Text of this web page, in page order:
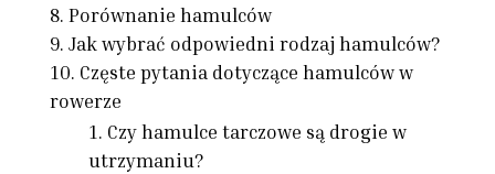
Porównanie hamulców
Jak wybrać odpowiedni rodzaj hamulców?
Częste pytania dotyczące hamulców w
rowerze
Czy hamulce tarczowe są drogie w
utrzymaniu?